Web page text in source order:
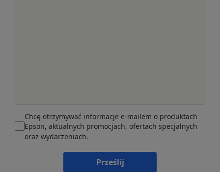
Chcę otrzymywać informacje e-mailem o produktach
Epson, aktualnych promocjach, ofertach specjalnych
oraz wydarzeniach.
Prześlij